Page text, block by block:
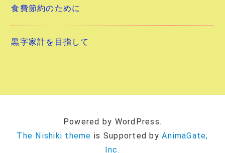
食費節約のために
黒字家計を目指して
Powered by WordPress.
The Nishiki theme is Supported byAnimaGate,
Inc.